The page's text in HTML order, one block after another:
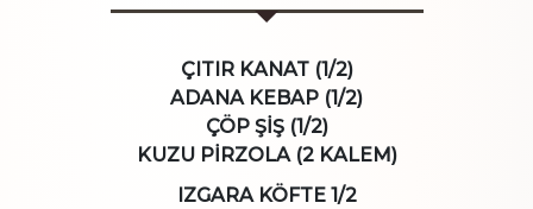
ÇITIR KANAT (1/2)
ADANA KEBAP (1/2)
ÇÖP ŞİŞ (1/2)
KUZU PİRZOLA (2 KALEM)
IZGARA KÖFTE 1/2